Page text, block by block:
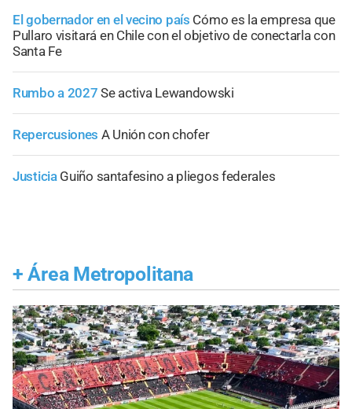
El gobernador en el vecino país Cómo es la empresa que
Pullaro visitará en Chile con el objetivo de conectarla con
Santa Fe
Rumbo a 2027 Se activa Lewandowski
Repercusiones A Unión con chofer
Justicia Guiño santafesino a pliegos federales
+ Área Metropolitana